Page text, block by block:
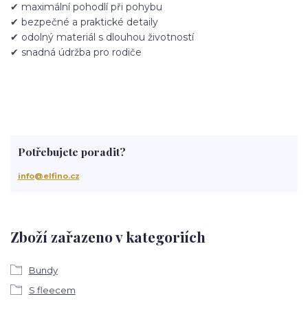
✔ maximální pohodlí při pohybu
✔ bezpečné a praktické detaily
✔ odolný materiál s dlouhou životností
✔ snadná údržba pro rodiče
Zboží zařazeno v kategoriích
Bundy
S fleecem
Potřebujete poradit?
info@elfino.cz